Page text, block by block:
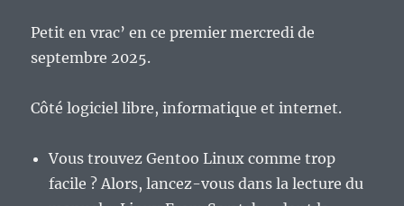
Petit en vrac’ en ce premier mercredi de
septembre 2025.
Côté logiciel libre, informatique et internet.
Vous trouvez Gentoo Linux comme trop
facile ? Alors, lancez-vous dans la lecture du